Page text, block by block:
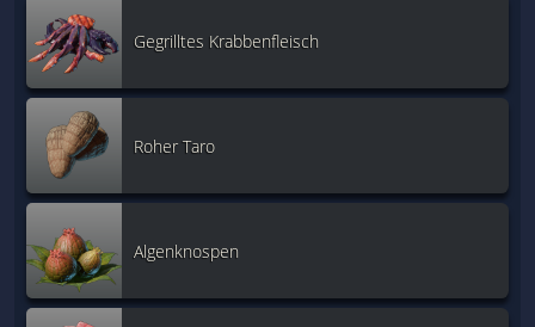
Gegrilltes Krabbenfleisch
Roher Taro
Algenknospen